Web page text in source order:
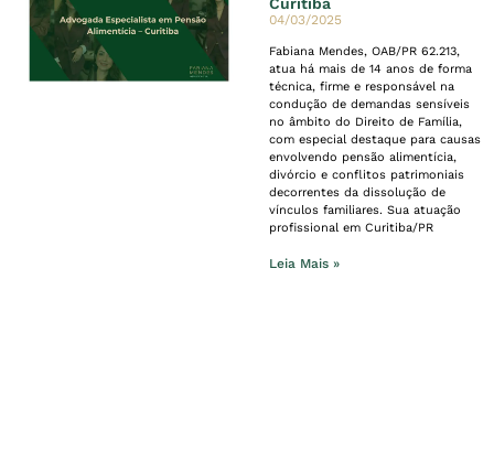
04/03/2025
Fabiana Mendes, OAB/PR 62.213,
atua há mais de 14 anos de forma
técnica, firme e responsável na
condução de demandas sensíveis
no âmbito do Direito de Família,
com especial destaque para causas
envolvendo pensão alimentícia,
divórcio e conflitos patrimoniais
decorrentes da dissolução de
vínculos familiares. Sua atuação
profissional em Curitiba/PR
Leia Mais »